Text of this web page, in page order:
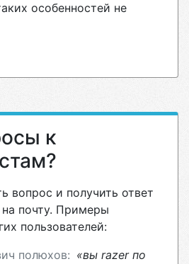
особенностей не
к
вопрос и получить ответ
почту. Примеры
пользователей:
полюхов: «вы razer по